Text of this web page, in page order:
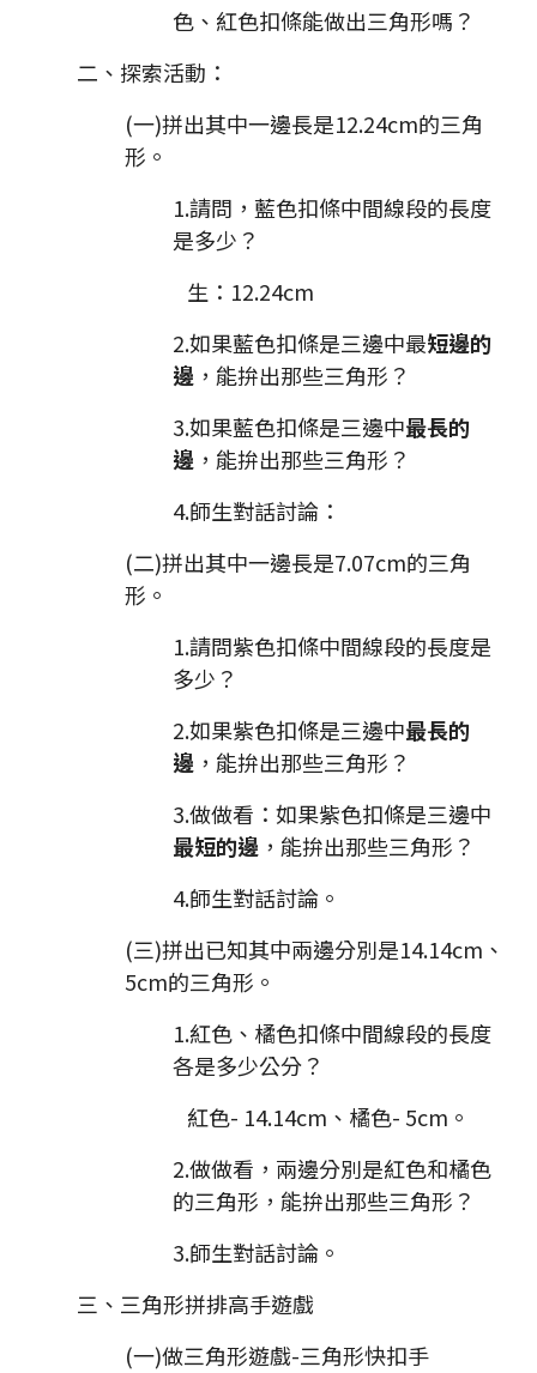
色、紅色扣條能做出三角形嗎？
二、探索活動：
(一)拼出其中一邊長是12.24cm的三角
形。
1.請問，藍色扣條中間線段的長度
是多少？
生：12.24cm
2.如果藍色扣條是三邊中最短邊的
邊 ，能拚出那些三角形？
3.如果藍色扣條是三邊中最長的
邊 ，能拚出那些三角形？
4.師生對話討論：
(二)拼出其中一邊長是7.07cm的三角
形。
1.請問紫色扣條中間線段的長度是
多少？
2.如果紫色扣條是三邊中最長的
邊 ，能拚出那些三角形？
3.做做看：如果紫色扣條是三邊中
最短的邊 ，能拚出那些三角形？
4.師生對話討論。
(三)拼出已知其中兩邊分別是14.14cm、
5cm的三角形。
1.紅色、橘色扣條中間線段的長度
各是多少公分？
紅色- 14.14cm、橘色- 5cm。
2.做做看，兩邊分別是紅色和橘色
的三角形，能拚出那些三角形？
3.師生對話討論。
三、三角形拼排高手遊戲
(一)做三角形遊戲-三角形快扣手